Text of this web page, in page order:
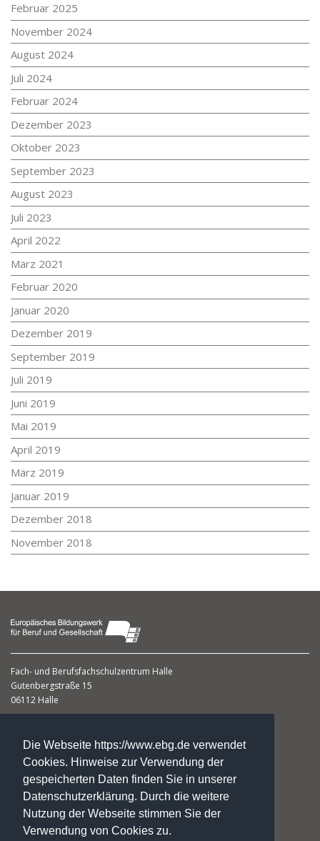
Die Webseite https://www.ebg.de verwendet
Cookies. Hinweise zur Verwendung der
gespeicherten Daten finden Sie in unserer
Datenschutzerklärung. Durch die weitere
Nutzung der Webseite stimmen Sie der
Verwendung von Cookies zu.
Februar 2025
November 2024
August 2024
Juli 2024
Februar 2024
Dezember 2023
Oktober 2023
September 2023
August 2023
Juli 2023
April 2022
März 2021
Februar 2020
Januar 2020
Dezember 2019
September 2019
Juli 2019
Juni 2019
Mai 2019
April 2019
März 2019
Januar 2019
Dezember 2018
November 2018
Fach- und Berufsfachschulzentrum Halle
Gutenbergstraße 15
06112 Halle
Leiterin
Fon: +49. 3 45. 1 20 23 59
Fax: +49. 3 45. 12 26 96 14
fs-halle@ebg.de